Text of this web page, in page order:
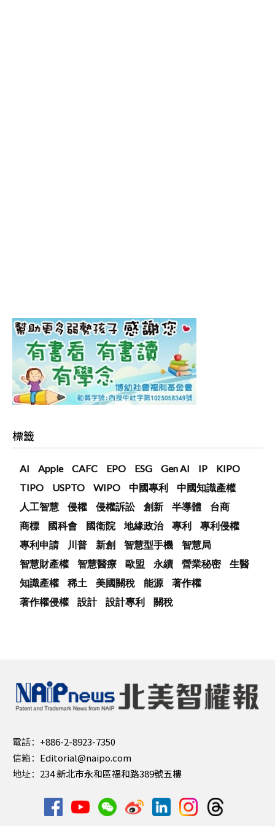
標籤
AI Apple CAFC EPO ESG Gen AI IP
KIPO
TIPO
USPTO WIPO 中國專利
中國知識產權
人工智慧
侵權 侵權訴訟 創新 半導體
台商
商標
國科會 國衛院 地緣政治 專利
專利侵權
專利申請
川普 新創 智慧型手機
智慧局
智慧財產權
智慧醫療 歐盟 永續 營業秘密
生醫
知識產權
稀土 美國關稅 能源
著作權
著作權侵權
設計 設計專利 關稅
電話： +886-2-8923-7350
信箱： Editorial@naipo.com
地址： 234 新北市永和區福和路389號五樓